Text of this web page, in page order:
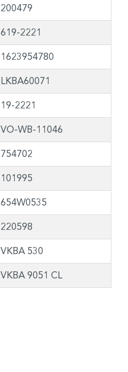
200479
619-2221
1623954780
LKBA60071
19-2221
VO-WB-11046
754702
101995
654W0535
220598
VKBA 530
VKBA 9051 CL